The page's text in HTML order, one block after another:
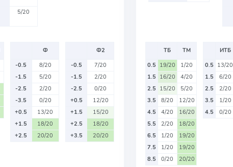
5/20
Ф
-0.5
8/20
-1.5
5/20
-2.5
2/20
-3.5
0/20
+0.5
13/20
+1.5
18/20
+2.5
20/20
Ф2
-0.5
7/20
-1.5
2/20
-2.5
0/20
+0.5
12/20
+1.5
15/20
+2.5
18/20
+3.5
20/20
ТБ
ТМ
0.5 19/20
1/20
1.5 16/20
4/20
2.5 15/20
5/20
3.5
8/20
12/20
4.5
4/20
16/20
5.5
2/20
18/20
6.5
1/20
19/20
7.5
1/20
19/20
8.5
0/20 20/20
ИТБ
0.5 13/20
1.5
6/20
2.5
2/20
3.5
1/20
4.5
0/20